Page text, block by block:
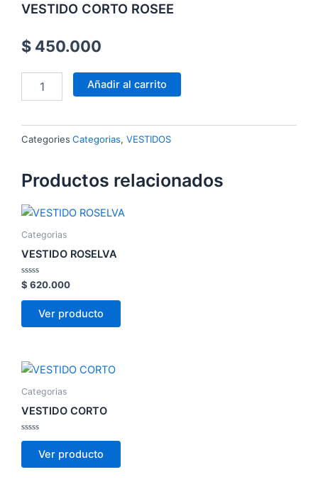
VESTIDO CORTO ROSEE
$ 450.000
CORTO
Añadir al carrito
Categories Categorias, VESTIDOS
Productos relacionados
Categorias
VESTIDO ROSELVA
Valorado
con
0
$ 620.000
Ver producto
Categorias
VESTIDO CORTO
Valorado
de
Ver producto